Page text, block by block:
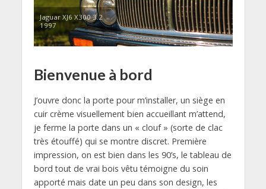
Jaguar XJ6 X300 3.2
1997
Bienvenue à bord
J’ouvre donc la porte pour m’installer, un siège en
cuir crème visuellement bien accueillant m’attend,
je ferme la porte dans un « clouf » (sorte de clac
très étouffé) qui se montre discret. Première
impression, on est bien dans les 90’s, le tableau de
bord tout de vrai bois vêtu témoigne du soin
apporté mais date un peu dans son design, les